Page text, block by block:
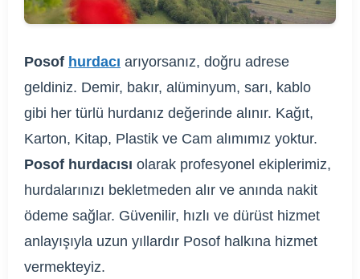
Posof hurdacı arıyorsanız, doğru adrese
geldiniz. Demir, bakır, alüminyum, sarı, kablo
gibi her türlü hurdanız değerinde alınır. Kağıt,
Karton, Kitap, Plastik ve Cam alımımız yoktur.
Posof hurdacısı olarak profesyonel ekiplerimiz,
hurdalarınızı bekletmeden alır ve anında nakit
ödeme sağlar. Güvenilir, hızlı ve dürüst hizmet
anlayışıyla uzun yıllardır Posof halkına hizmet
vermekteyiz.